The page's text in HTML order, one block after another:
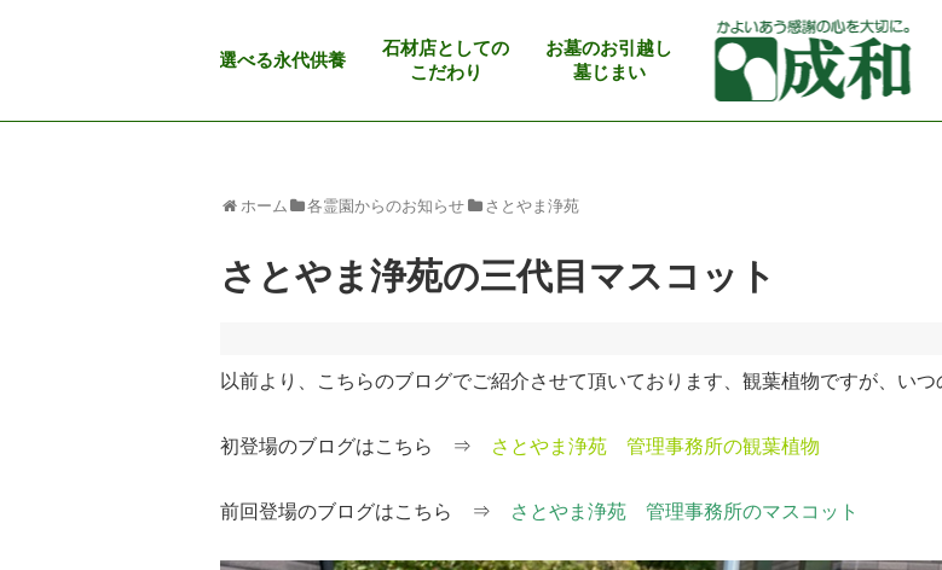
選べる永代供養
石材店としての
こだわり
お墓のお引越し
墓じまい
ホーム 各霊園からのお知らせ さとやま浄苑
さとやま浄苑の三代目マスコット
以前より、こちらのブログでご紹介させて頂いております、観葉植物ですが、い
初登場のブログはこちら ⇒ さとやま浄苑 管理事務所の観葉植物
前回登場のブログはこちら ⇒ さとやま浄苑 管理事務所のマスコット